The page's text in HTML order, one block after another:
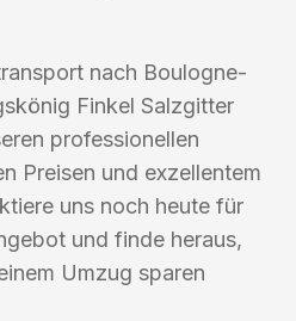
nach Boulogne-
Finkel Salzgitter
professionellen
Preisen und exzellentem
uns noch heute für
und finde heraus,
Umzug sparen